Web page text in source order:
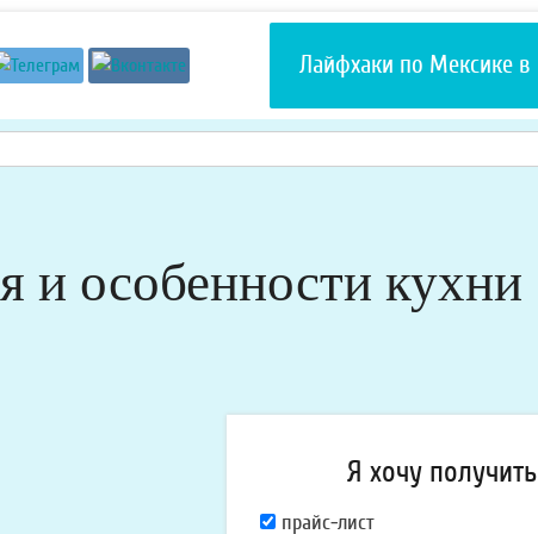
Лайфхаки по Мексике в
и особенности кухни
Я хочу получить
Япрайс-лист